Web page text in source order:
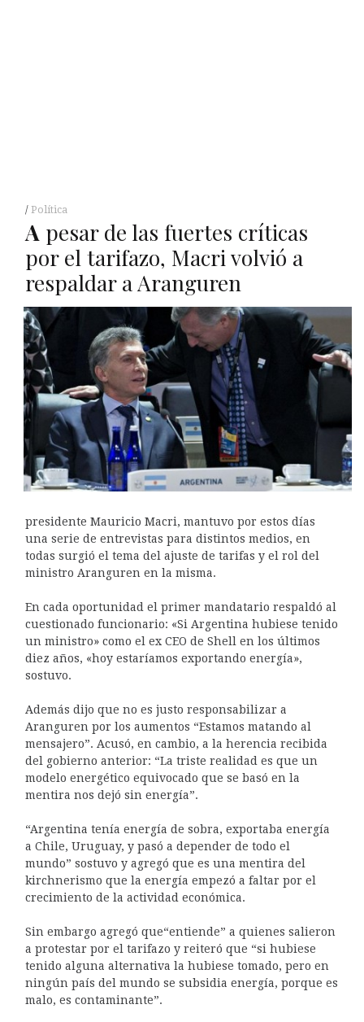
Política
A pesar de las fuertes críticas
por el tarifazo, Macri volvió a
respaldar a Aranguren
presidente Mauricio Macri, mantuvo por estos días
una serie de entrevistas para distintos medios, en
todas surgió el tema del ajuste de tarifas y el rol del
ministro Aranguren en la misma.
En cada oportunidad el primer mandatario respaldó al
cuestionado funcionario: «Si Argentina hubiese tenido
un ministro» como el ex CEO de Shell en los últimos
diez años, «hoy estaríamos exportando energía»,
sostuvo.
Además dijo que no es justo responsabilizar a
Aranguren por los aumentos “Estamos matando al
mensajero”. Acusó, en cambio, a la herencia recibida
del gobierno anterior: “La triste realidad es que un
modelo energético equivocado que se basó en la
mentira nos dejó sin energía”.
“Argentina tenía energía de sobra, exportaba energía
a Chile, Uruguay, y pasó a depender de todo el
mundo” sostuvo y agregó que es una mentira del
kirchnerismo que la energía empezó a faltar por el
crecimiento de la actividad económica.
Sin embargo agregó que“entiende” a quienes salieron
a protestar por el tarifazo y reiteró que “si hubiese
tenido alguna alternativa la hubiese tomado, pero en
ningún país del mundo se subsidia energía, porque es
malo, es contaminante”.